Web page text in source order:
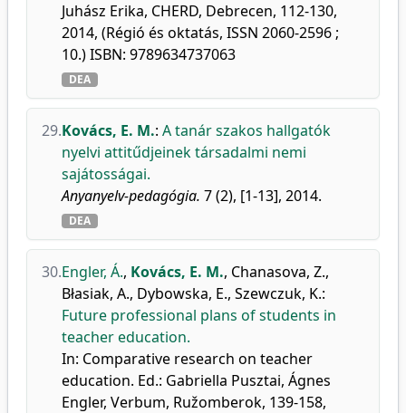
Juhász Erika, CHERD, Debrecen, 112-130,
2014, (Régió és oktatás, ISSN 2060-2596 ;
10.) ISBN: 9789634737063
DEA
29.Kovács, E. M.: A tanár szakos hallgatók
nyelvi attitűdjeinek társadalmi nemi
sajátosságai.
Anyanyelv-pedagógia. 7 (2), [1-13], 2014.
DEA
30.Engler, Á., Kovács, E. M., Chanasova, Z.,
Błasiak, A., Dybowska, E., Szewczuk, K.:
Future professional plans of students in
teacher education.
In: Comparative research on teacher
education. Ed.: Gabriella Pusztai, Ágnes
Engler, Verbum, Ružomberok, 139-158,